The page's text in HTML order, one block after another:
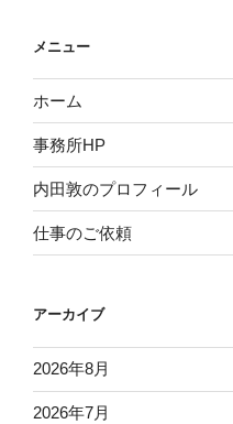
メニュー
ホーム
事務所HP
内田敦のプロフィール
仕事のご依頼
アーカイブ
2026年8月
2026年7月